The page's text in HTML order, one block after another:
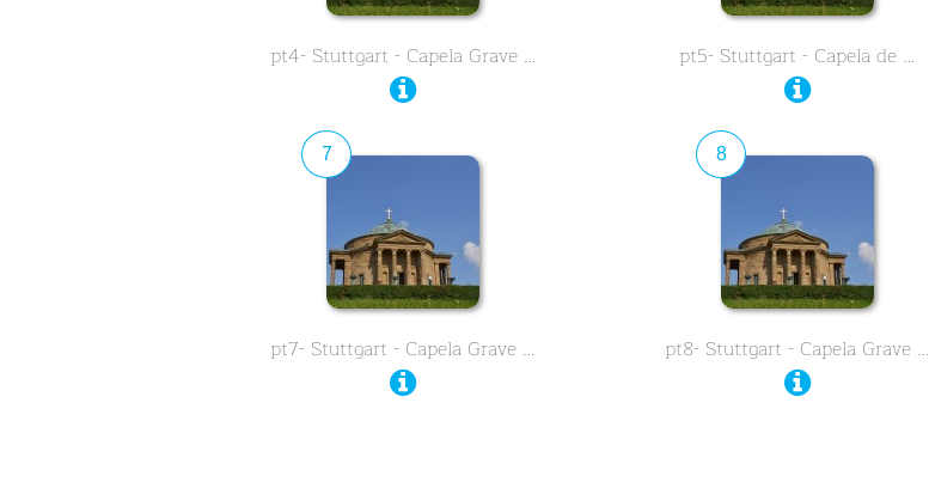
pt4- Stuttgart - Capela Grave … pt5- Stuttgart - Capela de …
7
pt7- Stuttgart - Capela Grave …
8
pt8- Stuttgart - Capela Grave …